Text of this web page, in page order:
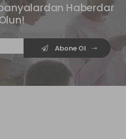
Haberdar
Abone Ol